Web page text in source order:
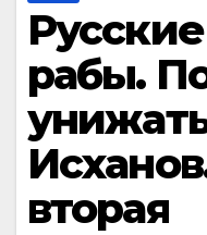
рабы.
вторая